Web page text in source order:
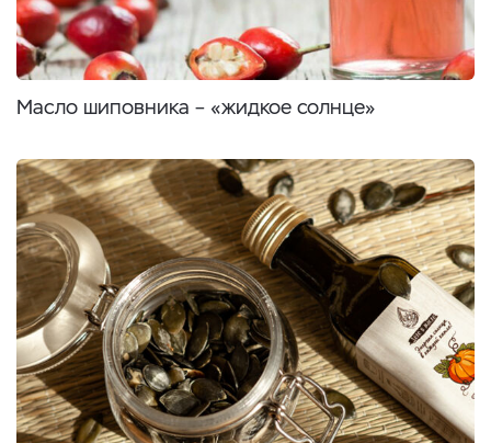
Масло шиповника – «жидкое солнце»